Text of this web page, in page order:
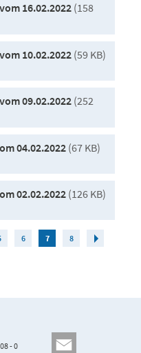
16.02.2022(158
10.02.2022(59 KB)
09.02.2022(252
04.02.2022(67 KB)
02.02.2022(126 KB)
6 7 8
- 0